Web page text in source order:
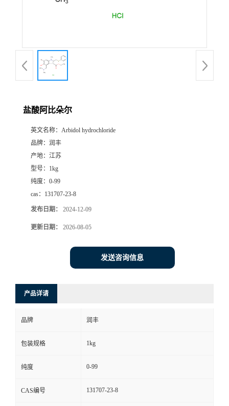
盐酸阿比朵尔
英文名称： Arbidol hydrochloride
品牌： 润丰
产地： 江苏
型号： 1kg
纯度： 0-99
cas： 131707-23-8
发布日期： 2024-12-09
更新日期： 2026-08-05
发送咨询信息
产品详请
品牌 润丰
包装规格 1kg
纯度 0-99
CAS编号 131707-23-8